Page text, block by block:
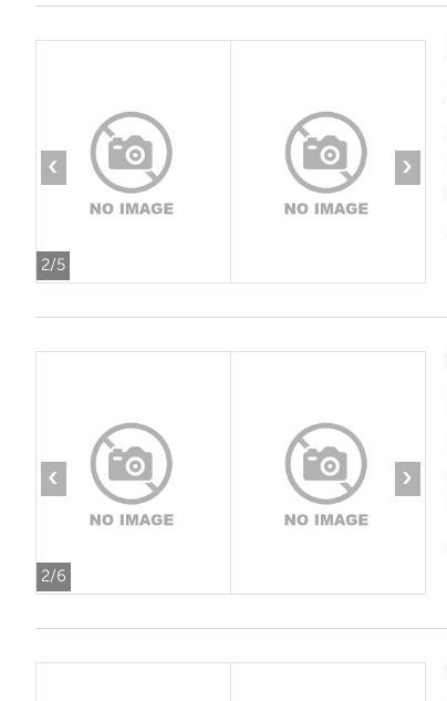
2/5
‹ ›
2/6
‹ ›